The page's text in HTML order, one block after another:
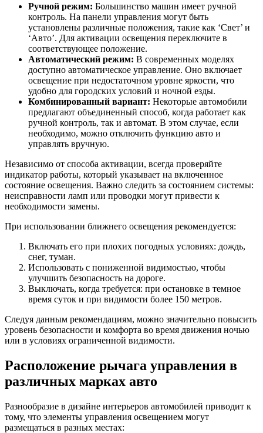
Ручной режим: Большинство машин имеет ручной
контроль. На панели управления могут быть
установлены различные положения, такие как ‘Свет’ и
‘Авто’. Для активации освещения переключите в
соответствующее положение.
Автоматический режим: В современных моделях
доступно автоматическое управление. Оно включает
освещение при недостаточном уровне яркости, что
удобно для городских условий и ночной езды.
Комбинированный вариант: Некоторые автомобили
предлагают объединенный способ, когда работает как
ручной контроль, так и автомат. В этом случае, если
необходимо, можно отключить функцию авто и
управлять вручную.
Независимо от способа активации, всегда проверяйте
индикатор работы, который указывает на включенное
состояние освещения. Важно следить за состоянием системы:
неисправности ламп или проводки могут привести к
необходимости замены.
При использовании ближнего освещения рекомендуется:
Включать его при плохих погодных условиях: дождь,
снег, туман.
Использовать с пониженной видимостью, чтобы
улучшить безопасность на дороге.
Выключать, когда требуется: при остановке в темное
время суток и при видимости более 150 метров.
Следуя данным рекомендациям, можно значительно повысить
уровень безопасности и комфорта во время движения ночью
или в условиях ограниченной видимости.
Расположение рычага управления в
различных марках авто
Разнообразие в дизайне интерьеров автомобилей приводит к
тому, что элементы управления освещением могут
размещаться в разных местах: